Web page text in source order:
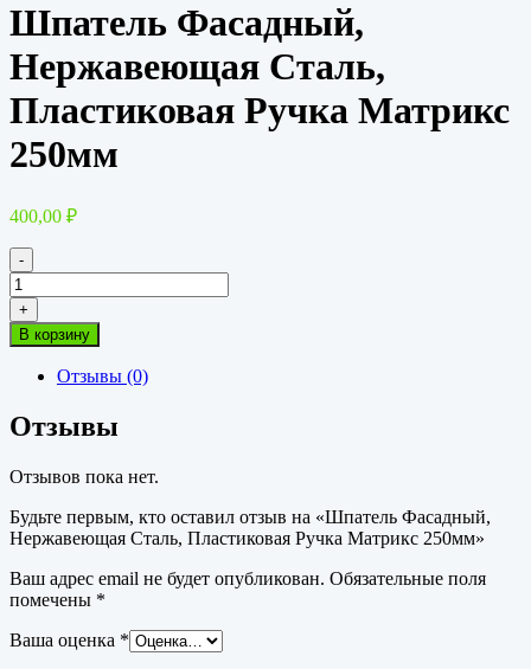
Шпатель Фасадный,
Нержавеющая Сталь,
Пластиковая Ручка Матрикс
250мм
400,00 ₽
-
Количество
товара
Шпатель
Фасадный,
Нержавеющая
Сталь,
Ручка
250мм
+
В корзину
Отзывы (0)
Отзывы
Отзывов пока нет.
Будьте первым, кто оставил отзыв на «Шпатель Фасадный,
Нержавеющая Сталь, Пластиковая Ручка Матрикс 250мм»
Ваш адрес email не будет опубликован. Обязательные поля
помечены *
Ваша оценка *